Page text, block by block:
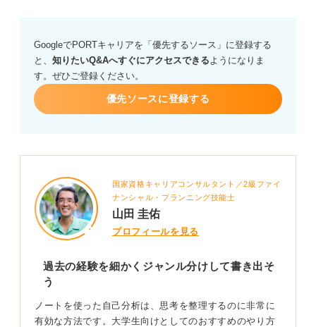
また、実際の大学生がノートを使って自己分析をおこな
った記入例や成功談などあれば知りたいです。
GoogleでPORTキャリアを「優先するソース」に登録する
と、 知りたいQ&Aへすぐにアクセスできるようになりま
す。ぜひご登録ください。
優先ソースに登録する
国家資格キャリアコンサルタント／2級ファイ
ナンシャル・プランニング技能士
山田 圭佑
プロフィールを見る
過去の経験を細かくジャンル分けして書き出そ
う
ノートを使った自己分析は、思考を整理するのに非常に
有効な方法です。大学生向けとしてのおすすめのやり方